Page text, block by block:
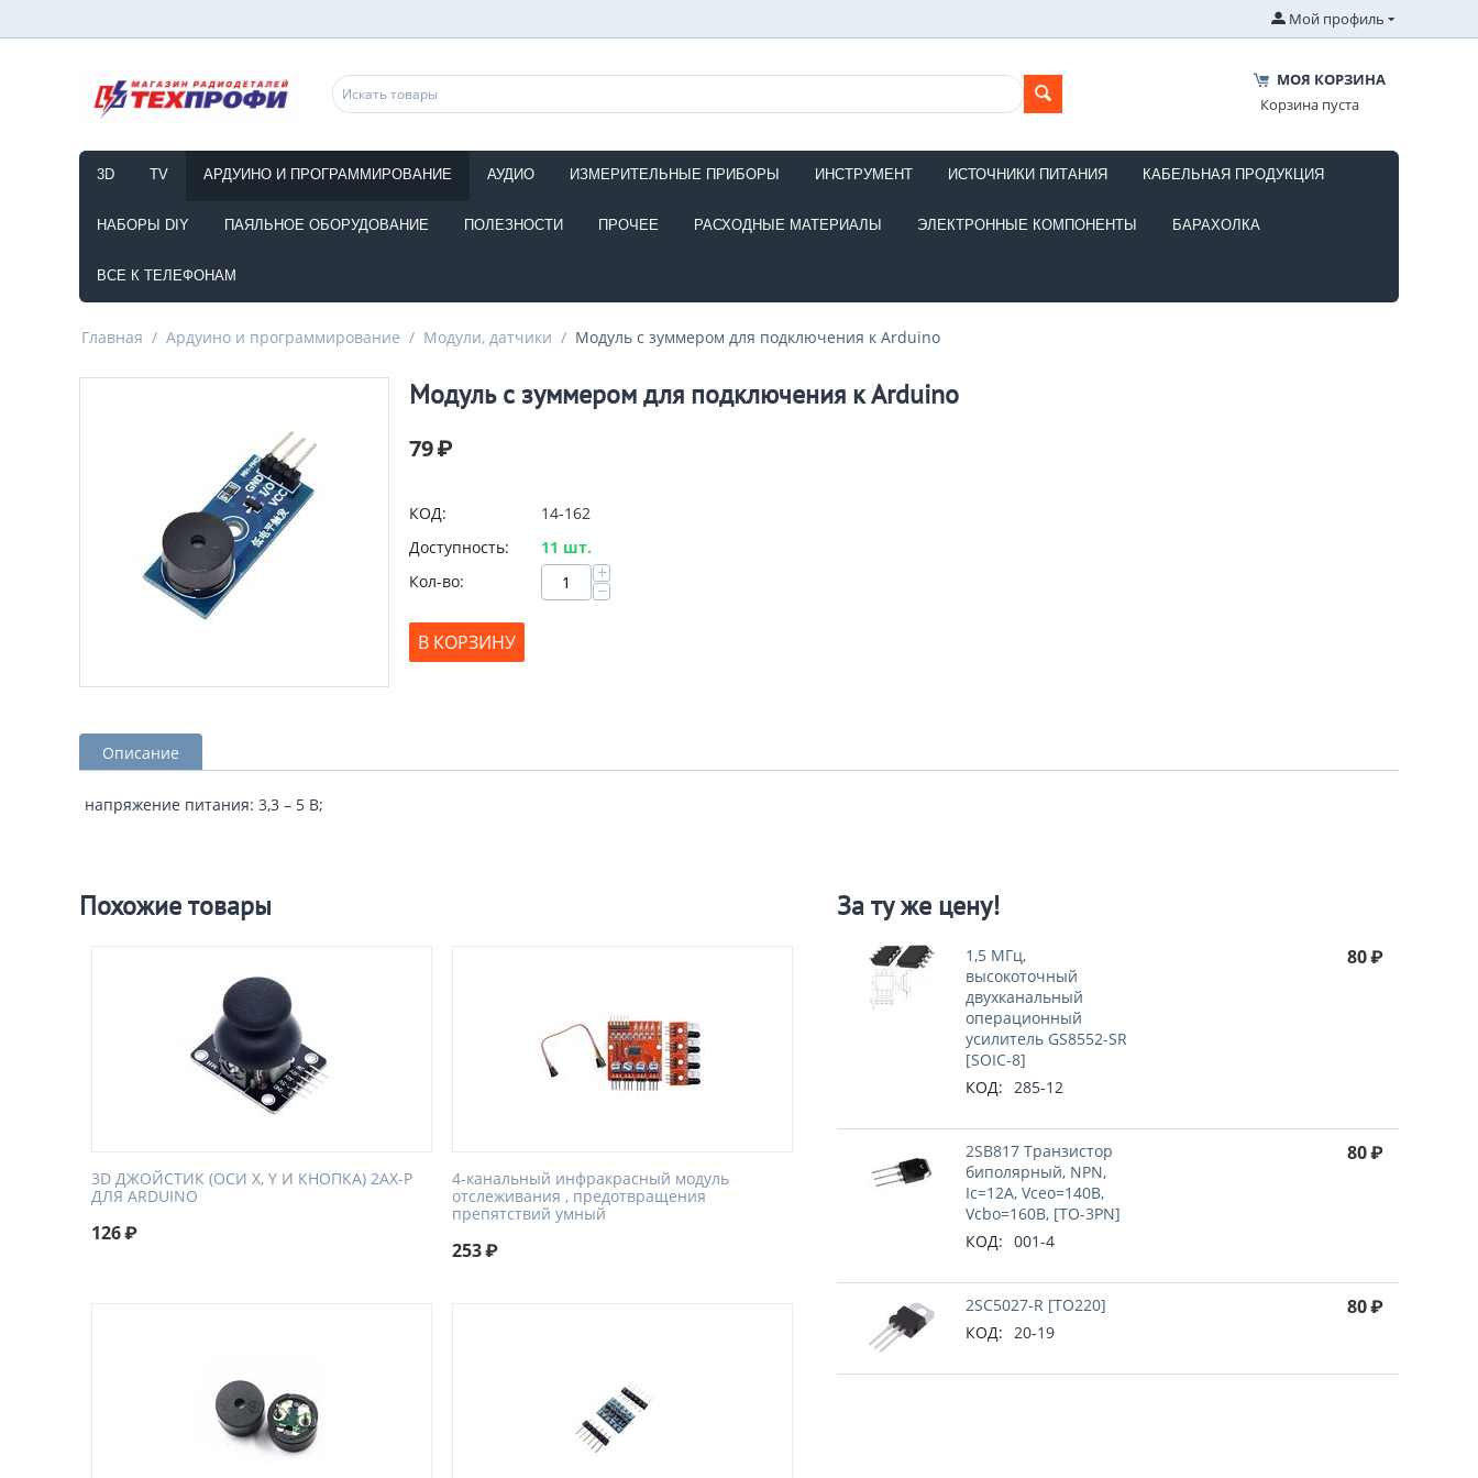
Мой профиль
МОЯ КОРЗИНА
Корзина пуста
3D TV АРДУИНО И ПРОГРАММИРОВАНИЕ АУДИО ИЗМЕРИТЕЛЬНЫЕ ПРИБОРЫ ИНСТРУМЕНТ ИСТОЧНИКИ ПИТАНИЯ КАБЕЛЬНАЯ ПРОДУКЦИЯ
НАБОРЫ DIY ПАЯЛЬНОЕ ОБОРУДОВАНИЕ ПОЛЕЗНОСТИ ПРОЧЕЕ РАСХОДНЫЕ МАТЕРИАЛЫ ЭЛЕКТРОННЫЕ КОМПОНЕНТЫ БАРАХОЛКА
ВСЕ К ТЕЛЕФОНАМ
Главная / Ардуино и программирование / Модули, датчики / Модуль с зуммером для подключения к Arduino
Модуль с зуммером для подключения к Arduino
79₽
КОД:
14-162
Доступность:
11 шт.
Кол-во:
+
−
В КОРЗИНУ
Описание
напряжение питания: 3,3 – 5 В;
Похожие товары
3D ДЖОЙСТИК (ОСИ X, Y И КНОПКА) 2AX-P
ДЛЯ ARDUINO
126₽
4-канальный инфракрасный модуль
отслеживания , предотвращения
препятствий умный
253₽
За ту же цену!
1,5 МГц,
высокоточный
двухканальный
операционный
усилитель GS8552-SR
[SOIC-8]
КОД: 285-12
80₽
2SB817 Транзистор
биполярный, NPN,
Ic=12А, Vceo=140В,
Vcbo=160В, [TO-3PN]
КОД: 001-4
80₽
2SC5027-R [TO220]
КОД: 20-19
80₽